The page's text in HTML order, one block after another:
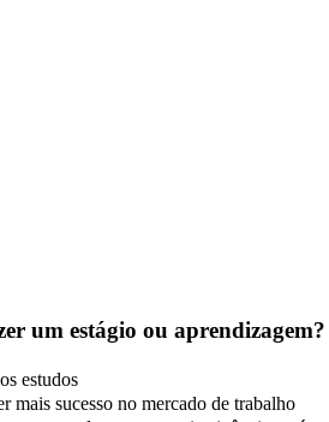
um estágio ou aprendizagem?
estudos
mais sucesso no mercado de trabalho